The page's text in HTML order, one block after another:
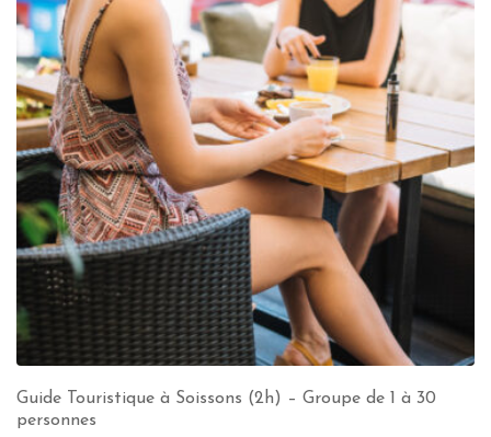
Guide Touristique à Soissons (2h) – Groupe de 1 à 30
personnes